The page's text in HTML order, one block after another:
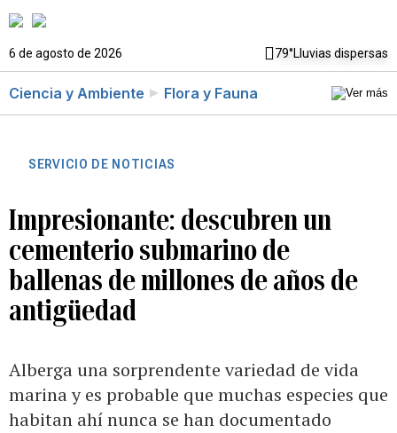
6 de agosto de 2026 79°Lluvias dispersas
Ciencia y Ambiente Flora y Fauna
SERVICIO DE NOTICIAS
Impresionante: descubren un
cementerio submarino de
ballenas de millones de años de
antigüedad
Alberga una sorprendente variedad de vida
marina y es probable que muchas especies que
habitan ahí nunca se han documentado